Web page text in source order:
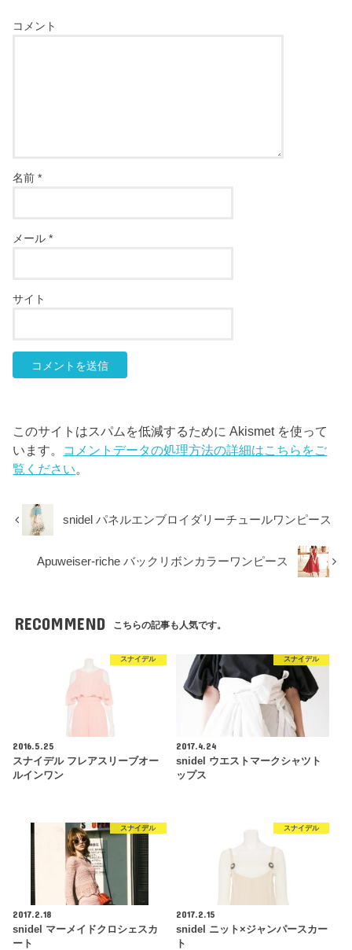
コメント
名前*
メール*
サイト
このサイトはスパムを低減するために Akismet を使って
います。 コメントデータの処理方法の詳細はこちらをご
覧ください。
snidel パネルエンブロイダリーチュールワンピース
Apuweiser-riche バックリボンカラーワンピース
RECOMMEND こちらの記事も人気です。
スナイデル
2016.5.25
スナイデル フレアスリーブオー
ルインワン
スナイデル
2017.4.24
snidel ウエストマークシャツト
ップス
スナイデル
2017.2.18
snidel マーメイドクロシェスカ
ート
スナイデル
2017.2.15
snidel ニット×ジャンパースカー
ト